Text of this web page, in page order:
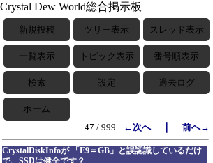
Crystal Dew World総合掲示板
新規投稿 ツリー表示 スレッド表示
一覧表示 トピック表示 番号順表示
検索 設定 過去ログ
ホーム
47 / 999
←次へ｜ 前へ→
CrystalDiskInfoが 「E9＝GB」と誤認識しているだけ